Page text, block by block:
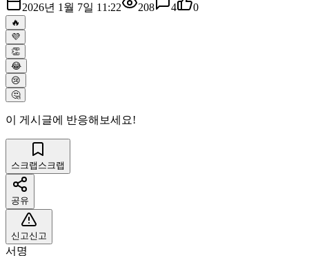
2026년 1월 7일 11:22
208 4 0
🔥
💜
👏
😂
😢
🤔
이 게시글에 반응해보세요!
스크랩 스크랩
공유
신고신고
서명